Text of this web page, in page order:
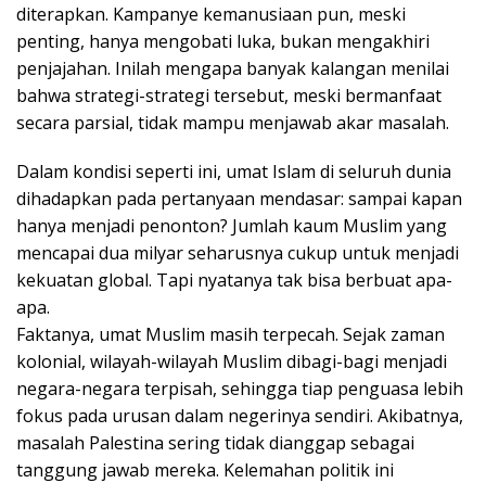
diterapkan. Kampanye kemanusiaan pun, meski
penting, hanya mengobati luka, bukan mengakhiri
penjajahan. Inilah mengapa banyak kalangan menilai
bahwa strategi-strategi tersebut, meski bermanfaat
secara parsial, tidak mampu menjawab akar masalah.
Dalam kondisi seperti ini, umat Islam di seluruh dunia
dihadapkan pada pertanyaan mendasar: sampai kapan
hanya menjadi penonton? Jumlah kaum Muslim yang
mencapai dua milyar seharusnya cukup untuk menjadi
kekuatan global. Tapi nyatanya tak bisa berbuat apa-
apa.
Faktanya, umat Muslim masih terpecah. Sejak zaman
kolonial, wilayah-wilayah Muslim dibagi-bagi menjadi
negara-negara terpisah, sehingga tiap penguasa lebih
fokus pada urusan dalam negerinya sendiri. Akibatnya,
masalah Palestina sering tidak dianggap sebagai
tanggung jawab mereka. Kelemahan politik ini